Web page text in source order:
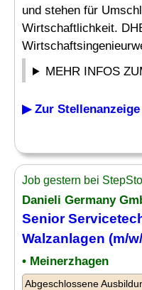
und stehen für
Wirtschaftlichkeit.
MEHR INFOS
▶ Zur Stellenanzeige
Job gestern bei
Danieli Germany
Senior
Walzanlagen (m/
• Meinerzhagen
Abgeschlossene